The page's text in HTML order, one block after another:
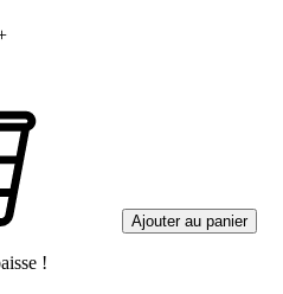
Ajouter au panier
!